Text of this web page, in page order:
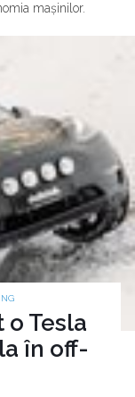
mașinilor.
Tesla
în off-